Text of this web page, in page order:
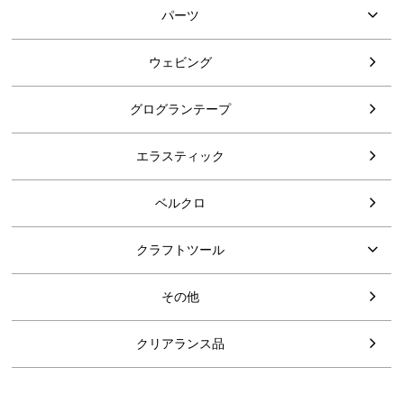
パーツ
ウェビング
グログランテープ
エラスティック
ベルクロ
クラフトツール
その他
クリアランス品